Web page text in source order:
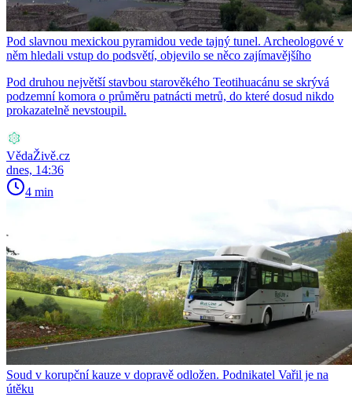
Pod slavnou mexickou pyramidou vede tajný tunel. Archeologové v
něm hledali vstup do podsvětí, objevilo se něco zajímavějšího
Pod druhou největší stavbou starověkého Teotihuacánu se skrývá
podzemní komora o průměru patnácti metrů, do které dosud nikdo
prokazatelně nevstoupil.
VědaŽivě.cz
dnes, 14:36
4 min
Soud v korupční kauze v dopravě odložen. Podnikatel Vařil je na
útěku